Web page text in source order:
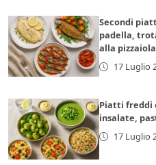
Secondi
padella,
alla pizzaiola
17 Luglio
Piatti freddi
insalate,
17 Luglio